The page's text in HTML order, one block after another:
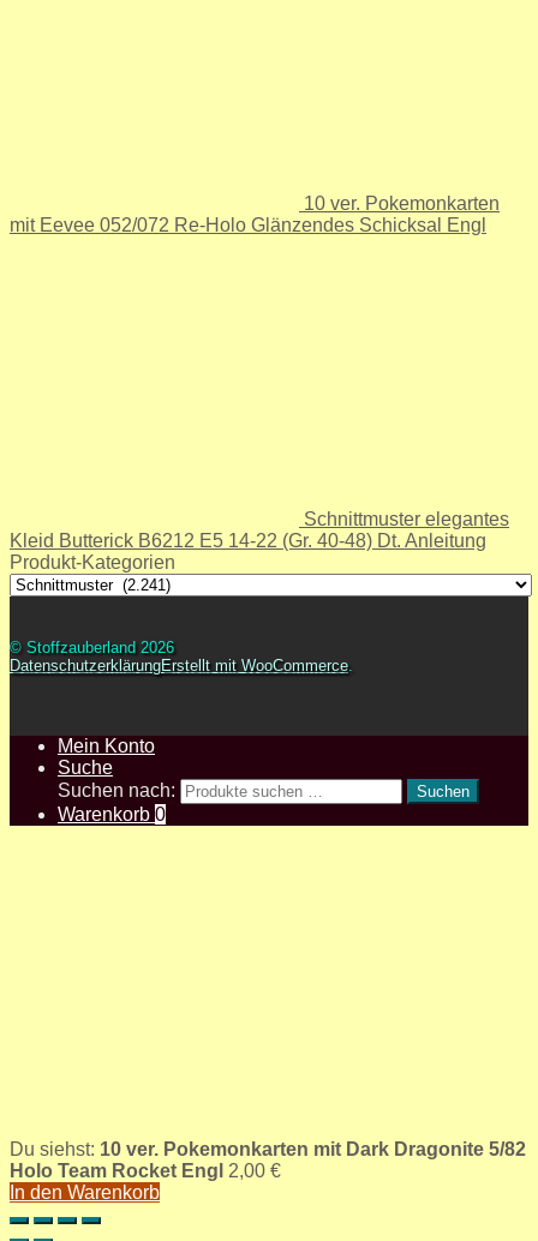
10 ver. Pokemonkarten
mit Eevee 052/072 Re-Holo Glänzendes Schicksal Engl
Schnittmuster elegantes
Kleid Butterick B6212 E5 14-22 (Gr. 40-48) Dt. Anleitung
Produkt-Kategorien
© Stoffzauberland 2026
DatenschutzerklärungErstellt mit WooCommerce.
Mein Konto
Suche
Suchen nach:
Suchen
Warenkorb 0
Du siehst: 10 ver. Pokemonkarten mit Dark Dragonite 5/82
Holo Team Rocket Engl 2,00 €
In den Warenkorb